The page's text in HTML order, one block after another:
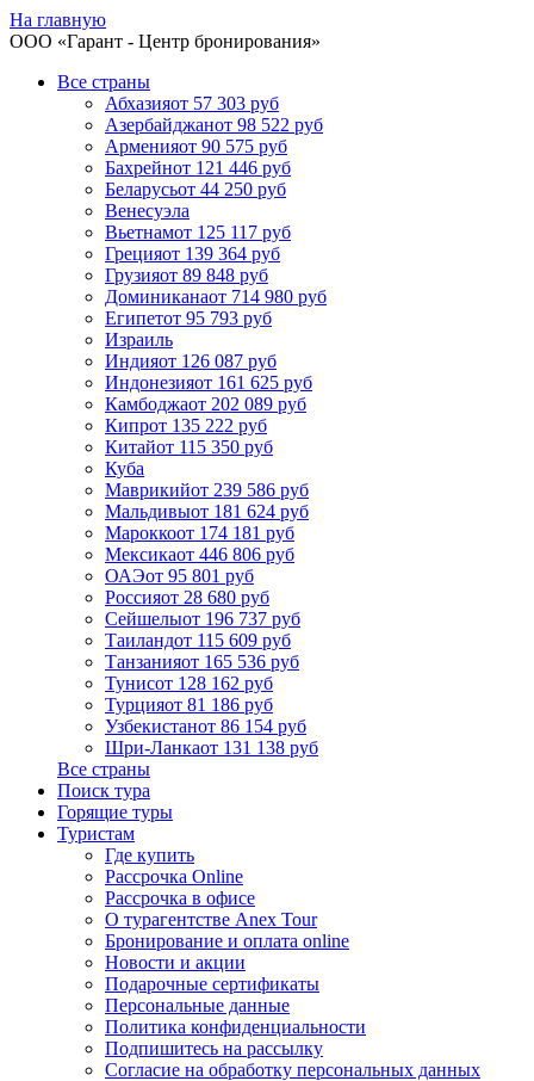
На главную
ООО «Гарант - Центр бронирования»
Все страны
Абхазияот 57 303 руб
Азербайджанот 98 522 руб
Арменияот 90 575 руб
Бахрейнот 121 446 руб
Беларусьот 44 250 руб
Венесуэла
Вьетнамот 125 117 руб
Грецияот 139 364 руб
Грузияот 89 848 руб
Доминиканаот 714 980 руб
Египетот 95 793 руб
Израиль
Индияот 126 087 руб
Индонезияот 161 625 руб
Камбоджаот 202 089 руб
Кипрот 135 222 руб
Китайот 115 350 руб
Куба
Маврикийот 239 586 руб
Мальдивыот 181 624 руб
Мароккоот 174 181 руб
Мексикаот 446 806 руб
ОАЭот 95 801 руб
Россияот 28 680 руб
Сейшелыот 196 737 руб
Таиландот 115 609 руб
Танзанияот 165 536 руб
Тунисот 128 162 руб
Турцияот 81 186 руб
Узбекистанот 86 154 руб
Шри-Ланкаот 131 138 руб
Все страны
Поиск тура
Горящие туры
Туристам
Где купить
Рассрочка Online
Рассрочка в офисе
О турагентстве Anex Tour
Бронирование и оплата online
Новости и акции
Подарочные сертификаты
Персональные данные
Политика конфиденциальности
Подпишитесь на рассылку
Согласие на обработку персональных данных